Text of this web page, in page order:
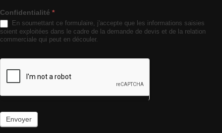
Confidentialité *
En soumettant ce formulaire, j'accepte que les informations saisies
soient exploitées dans le cadre de la demande de devis et de la relation
commerciale qui peut en découler.
Envoyer